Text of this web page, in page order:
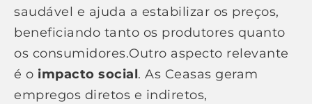
saudável e ajuda a estabilizar os preços,
beneficiando tanto os produtores quanto
os consumidores.Outro aspecto relevante
é o impacto social. As Ceasas geram
empregos diretos e indiretos,